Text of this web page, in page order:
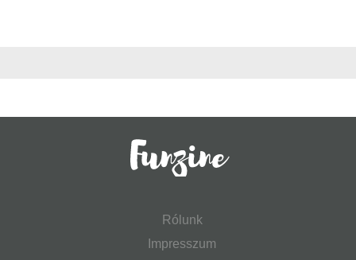
Rólunk
Impresszum